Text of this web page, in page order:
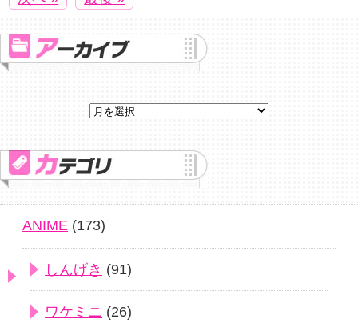
ANIME (173)
しんげき (91)
ワケミニ (26)